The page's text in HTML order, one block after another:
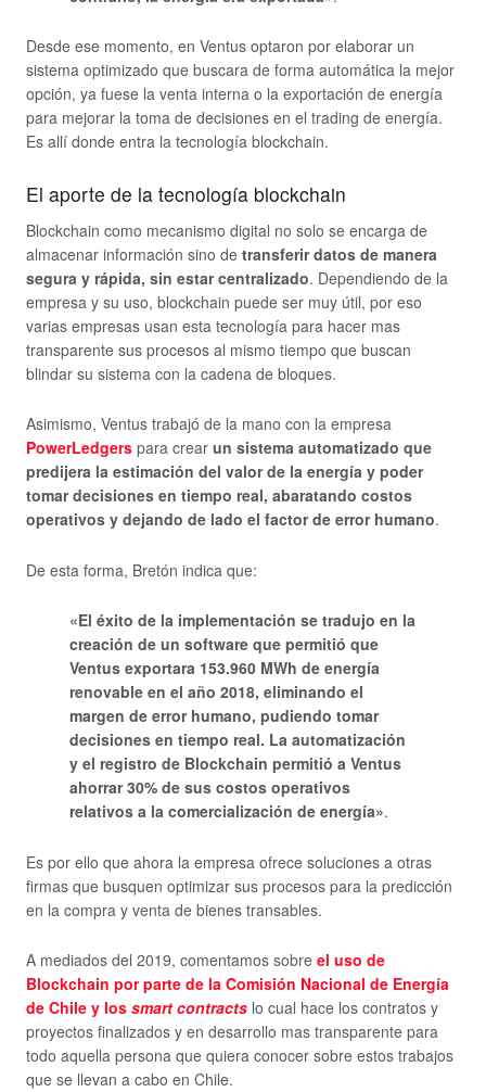
Desde ese momento, en Ventus optaron por elaborar un
sistema optimizado que buscara de forma automática la mejor
opción, ya fuese la venta interna o la exportación de energía
para mejorar la toma de decisiones en el trading de energía.
Es allí donde entra la tecnología blockchain.
El aporte de la tecnología blockchain
Blockchain como mecanismo digital no solo se encarga de
almacenar información sino de transferir datos de manera
segura y rápida, sin estar centralizado. Dependiendo de la
empresa y su uso, blockchain puede ser muy útil, por eso
varias empresas usan esta tecnología para hacer mas
transparente sus procesos al mismo tiempo que buscan
blindar su sistema con la cadena de bloques.
Asimismo, Ventus trabajó de la mano con la empresa
PowerLedgers para crear un sistema automatizado que
predijera la estimación del valor de la energía y poder
tomar decisiones en tiempo real, abaratando costos
operativos y dejando de lado el factor de error humano.
De esta forma, Bretón indica que:
«El éxito de la implementación se tradujo en la
creación de un software que permitió que
Ventus exportara 153.960 MWh de energía
renovable en el año 2018, eliminando el
margen de error humano, pudiendo tomar
decisiones en tiempo real. La automatización
y el registro de Blockchain permitió a Ventus
ahorrar 30% de sus costos operativos
relativos a la comercialización de energía».
Es por ello que ahora la empresa ofrece soluciones a otras
firmas que busquen optimizar sus procesos para la predicción
en la compra y venta de bienes transables.
A mediados del 2019, comentamos sobre el uso de
Blockchain por parte de la Comisión Nacional de Energía
de Chile y los smart contracts lo cual hace los contratos y
proyectos finalizados y en desarrollo mas transparente para
todo aquella persona que quiera conocer sobre estos trabajos
que se llevan a cabo en Chile.